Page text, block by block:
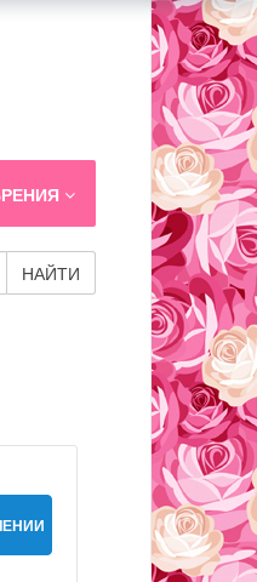
НАЙТИ